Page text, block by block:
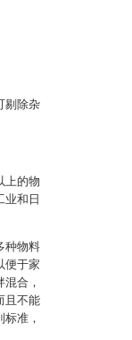
剔除杂
上的物
业和日
种物料
便于家
合，
且不能
准，